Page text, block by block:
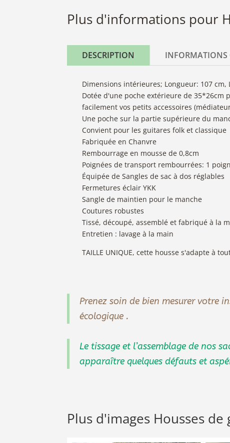
Plus d'informations pour
DESCRIPTION INFORMATIONS
Dimensions intérieures; Longueur: 107
Dotée d'une poche extérieure de 35*26cm
facilement vos petits accessoires
Une poche sur la partie supérieure du
Convient pour les guitares folk et classique
Fabriquée en Chanvre
Rembourrage en mousse de 0,8cm
Poignées de transport rembourrées: 1
Équipée de Sangles de sac à dos réglables
Fermetures éclair YKK
Sangle de maintien pour le manche
Coutures robustes
Tissé, découpé, assemblé et fabriqué à la
Entretien : lavage à la main
TAILLE UNIQUE, cette housse s'adapte à
Prenez soin de bien mesurer votre
écologique .
Le tissage et l’assemblage de nos
apparaître quelques défauts et
Plus d'images Housses